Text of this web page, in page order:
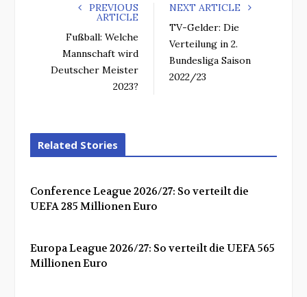
PREVIOUS
ARTICLE
Fußball: Welche
Mannschaft wird
Deutscher Meister
2023?
NEXT ARTICLE
TV-Gelder: Die
Verteilung in 2.
Bundesliga Saison
2022/23
Related Stories
Conference League 2026/27: So verteilt die
UEFA 285 Millionen Euro
Europa League 2026/27: So verteilt die UEFA 565
Millionen Euro